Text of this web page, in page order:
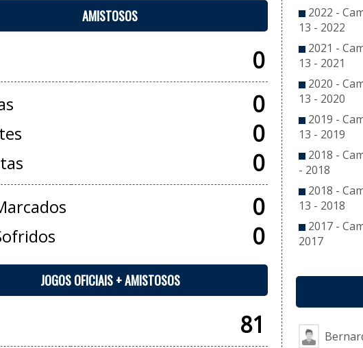
AMISTOSOS
0
0
0
0
0
0
JOGOS OFICIAIS + AMISTOSOS
81
2022 -
13 - 2022
2021 -
13 - 2021
2020 -
13 - 2020
2019 -
13 - 2019
2018 -
- 2018
2018 -
13 - 2018
2017 -
2017